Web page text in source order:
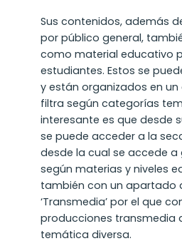
Sus contenidos, además
por público general,
como material educativo
estudiantes. Estos se
y están organizados en
filtra según categorías
interesante es que desde
se puede acceder a la
desde la cual se accede a
según materias y niveles
también con un apartado
‘Transmedia’ por el que
producciones transmedia
temática diversa.